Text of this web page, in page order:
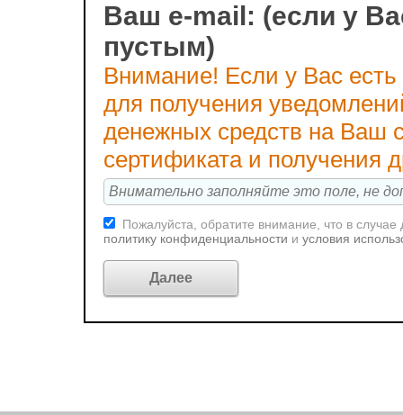
Ваш e-mail: (если у
пустым)
Внимание! Если у Вас
для получения
денежных средств на Ваш
сертификата и получения
Пожалуйста, обратите внимание, что в
политику конфиденциальности и условия